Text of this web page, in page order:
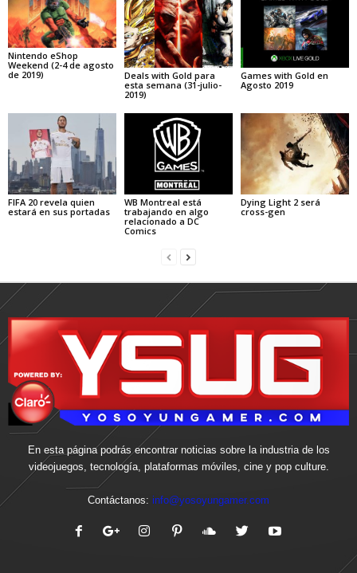
Nintendo eShop
Weekend (2-4 de agosto
de 2019)
Deals with Gold para
esta semana (31-julio-
2019)
Games with Gold en
Agosto 2019
FIFA 20 revela quien
estará en sus portadas
WB Montreal está
trabajando en algo
relacionado a DC
Comics
Dying Light 2 será
cross-gen
En esta página podrás encontrar noticias sobre la industria de los
videojuegos, tecnología, plataformas móviles, cine y pop culture.
Contáctanos: info@yosoyungamer.com